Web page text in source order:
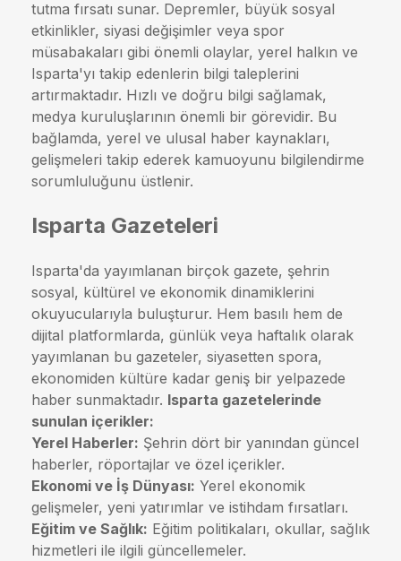
tutma fırsatı sunar. Depremler, büyük sosyal
etkinlikler, siyasi değişimler veya spor
müsabakaları gibi önemli olaylar, yerel halkın ve
Isparta'yı takip edenlerin bilgi taleplerini
artırmaktadır. Hızlı ve doğru bilgi sağlamak,
medya kuruluşlarının önemli bir görevidir. Bu
bağlamda, yerel ve ulusal haber kaynakları,
gelişmeleri takip ederek kamuoyunu bilgilendirme
sorumluluğunu üstlenir.
Isparta Gazeteleri
Isparta'da yayımlanan birçok gazete, şehrin
sosyal, kültürel ve ekonomik dinamiklerini
okuyucularıyla buluşturur. Hem basılı hem de
dijital platformlarda, günlük veya haftalık olarak
yayımlanan bu gazeteler, siyasetten spora,
ekonomiden kültüre kadar geniş bir yelpazede
haber sunmaktadır. Isparta gazetelerinde
sunulan içerikler:
Yerel Haberler: Şehrin dört bir yanından güncel
haberler, röportajlar ve özel içerikler.
Ekonomi ve İş Dünyası: Yerel ekonomik
gelişmeler, yeni yatırımlar ve istihdam fırsatları.
Eğitim ve Sağlık: Eğitim politikaları, okullar, sağlık
hizmetleri ile ilgili güncellemeler.